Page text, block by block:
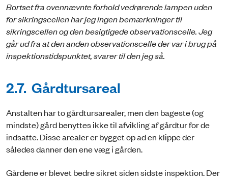
Bortset fra ovennævnte forhold vedrørende lampen uden
for sikringscellen har jeg ingen bemærkninger til
sikringscellen og den besigtigede observationscelle. Jeg
går ud fra at den anden observationscelle der var i brug på
inspektionstidspunktet, svarer til den jeg så.
2.7. Gårdtursareal
Anstalten har to gårdtursarealer, men den bageste (og
mindste) gård benyttes ikke til afvikling af gårdtur for de
indsatte. Disse arealer er bygget op ad en klippe der
således danner den ene væg i gården.
Gårdene er blevet bedre sikret siden sidste inspektion. Der